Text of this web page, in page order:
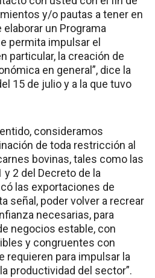
y/o pautas a tener en
un Programa
permita impulsar el
particular, la creación de
en general”, dice la
15 de julio y a la que tuvo
consideramos
de toda restricción al
bovinas, tales como las
2 del Decreto de la
las exportaciones de
señal, poder volver a recrear
necesarias, para
negocios estable, con
y congruentes con
requieren para impulsar la
productividad del sector”.